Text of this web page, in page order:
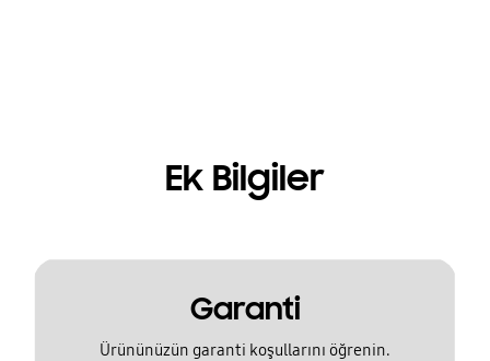
Ek Bilgiler
Garanti
Ürününüzün garanti koşullarını öğrenin.